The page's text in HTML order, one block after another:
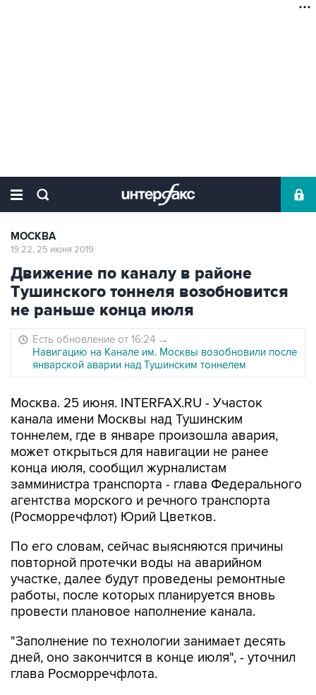
МОСКВА
19:22, 25 июня 2019
Движение по каналу в районе
Тушинского тоннеля возобновится
не раньше конца июля
Есть обновление от 16:24 →
Навигацию на Канале им. Москвы возобновили после
январской аварии над Тушинским тоннелем
Москва. 25 июня. INTERFAX.RU - Участок
канала имени Москвы над Тушинским
тоннелем, где в январе произошла авария,
может открыться для навигации не ранее
конца июля, сообщил журналистам
замминистра транспорта - глава Федерального
агентства морского и речного транспорта
(Росморречфлот) Юрий Цветков.
По его словам, сейчас выясняются причины
повторной протечки воды на аварийном
участке, далее будут проведены ремонтные
работы, после которых планируется вновь
провести плановое наполнение канала.
"Заполнение по технологии занимает десять
дней, оно закончится в конце июля", - уточнил
глава Росморречфлота.